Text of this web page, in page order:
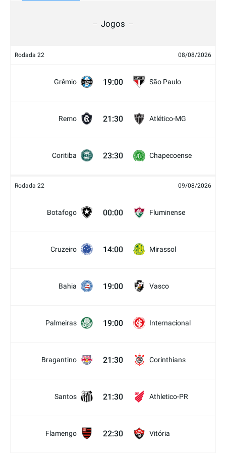
Jogos
Rodada 22 08/08/2026
Grêmio 19:00 São Paulo
Remo 21:30 Atlético-MG
Coritiba 23:30 Chapecoense
Rodada 22 09/08/2026
Botafogo 00:00 Fluminense
Cruzeiro 14:00 Mirassol
Bahia 19:00 Vasco
Palmeiras 19:00 Internacional
Bragantino 21:30 Corinthians
Santos 21:30 Athletico-PR
Flamengo 22:30 Vitória